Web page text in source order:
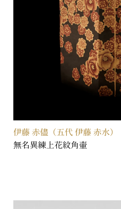
伊藤 赤儘（五代 伊藤 赤水）
無名異練上花紋角壷